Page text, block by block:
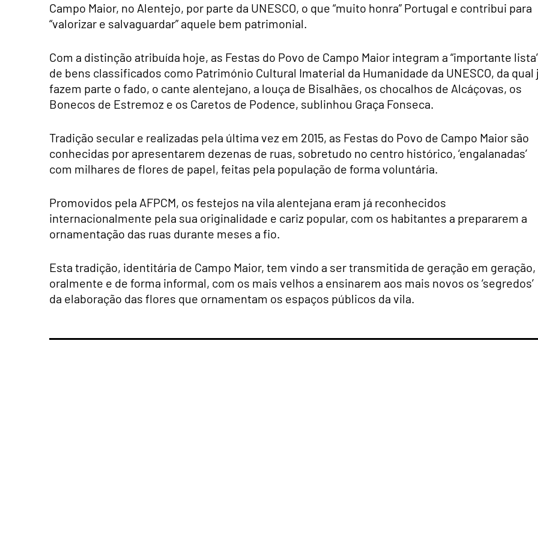
Campo Maior, no Alentejo, por parte da UNESCO, o que “muito honra” Portugal e contribui para
“valorizar e salvaguardar” aquele bem patrimonial.
Com a distinção atribuída hoje, as Festas do Povo de Campo Maior integram a “importante
de bens classificados como Património Cultural Imaterial da Humanidade da UNESCO, da qual
fazem parte o fado, o cante alentejano, a louça de Bisalhães, os chocalhos de Alcáçovas, os
Bonecos de Estremoz e os Caretos de Podence, sublinhou Graça Fonseca.
Tradição secular e realizadas pela última vez em 2015, as Festas do Povo de Campo Maior são
conhecidas por apresentarem dezenas de ruas, sobretudo no centro histórico, ‘engalanadas’
com milhares de flores de papel, feitas pela população de forma voluntária.
Promovidos pela AFPCM, os festejos na vila alentejana eram já reconhecidos
internacionalmente pela sua originalidade e cariz popular, com os habitantes a prepararem a
ornamentação das ruas durante meses a fio.
Esta tradição, identitária de Campo Maior, tem vindo a ser transmitida de geração em geração,
oralmente e de forma informal, com os mais velhos a ensinarem aos mais novos os ‘segredos’
da elaboração das flores que ornamentam os espaços públicos da vila.